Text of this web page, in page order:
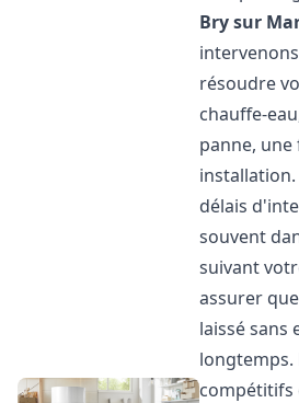
Bry sur
résoudre
chauffe-
panne,
délais
souvent
suivant
assurer
laissé sans
longtemps.
compétitifs